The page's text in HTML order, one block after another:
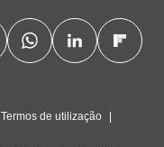
Termos de utilização